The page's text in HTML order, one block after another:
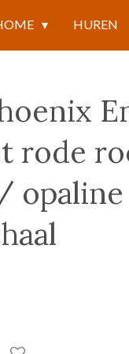
HUREN
rode
opaline